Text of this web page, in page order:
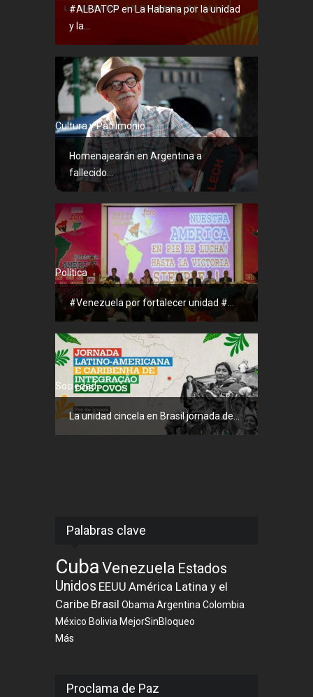
#ALBATCP en La Habana por la unidad
y la...
Cultura y Patrimonio
Homenajearán en Argentina a
fallecido...
Política
#Venezuela por fortalecer unidad #...
Sociedad
La unidad cincela en Brasil jornada de...
Palabras clave
CubaVenezuela Estados
Unidos EEUU América Latina y el
Caribe Brasil ObamaArgentinaColombia
México Bolivia MejorSinBloqueo
Más
Proclama de Paz